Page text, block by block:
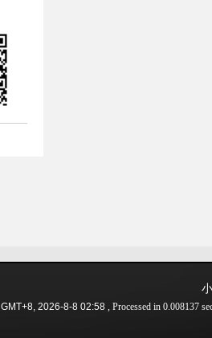
GMT+8, 2026-8-8 02:58, Processed in 0.008137